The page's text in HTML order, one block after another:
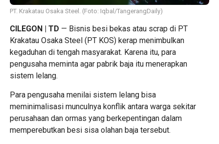
PT. Krakatau Osaka Steel. (Foto: Iqbal/TangerangDaily)
CILEGON | TD — Bisnis besi bekas atau scrap di PT
Krakatau Osaka Steel (PT KOS) kerap menimbulkan
kegaduhan di tengah masyarakat. Karena itu, para
pengusaha meminta agar pabrik baja itu menerapkan
sistem lelang.
Para pengusaha menilai sistem lelang bisa
meminimalisasi munculnya konflik antara warga sekitar
perusahaan dan ormas yang berkepentingan dalam
memperebutkan besi sisa olahan baja tersebut.